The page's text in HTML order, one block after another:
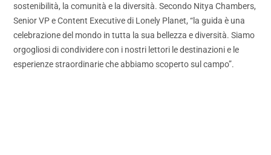
sostenibilità, la comunità e la diversità. Secondo Nitya Chambers,
Senior VP e Content Executive di Lonely Planet, “la guida è una
celebrazione del mondo in tutta la sua bellezza e diversità. Siamo
orgogliosi di condividere con i nostri lettori le destinazioni e le
esperienze straordinarie che abbiamo scoperto sul campo”.